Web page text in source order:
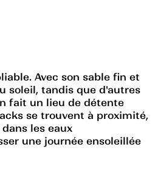
Avec son sable fin et
soleil, tandis que d'autres
fait un lieu de détente
se trouvent à proximité,
les eaux
une journée ensoleillée